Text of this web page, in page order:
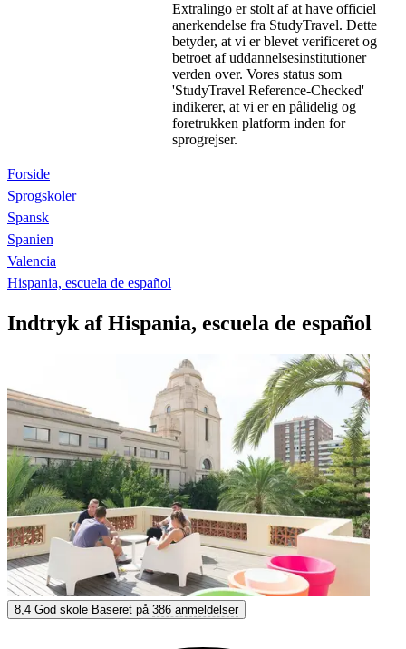
Extralingo er stolt af at have officiel
anerkendelse fra StudyTravel. Dette
betyder, at vi er blevet verificeret og
betroet af uddannelsesinstitutioner
verden over. Vores status som
'StudyTravel Reference-Checked'
indikerer, at vi er en pålidelig og
foretrukken platform inden for
sprogrejser.
Forside
Sprogskoler
Spansk
Spanien
Valencia
Hispania, escuela de español
Indtryk af Hispania, escuela de español
Hispania, escuela de español
8,4 God Baseret på 386 anmeldelser
8,4 God skole Baseret på 386 anmeldelser